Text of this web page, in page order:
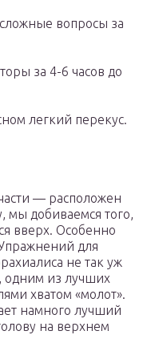
вопросы за
за 4-6 часов до
легкий перекус.
— расположен
мы добиваемся того,
вверх. Особенно
для
не так уж
одним из лучших
хватом «молот».
намного лучший
на верхнем